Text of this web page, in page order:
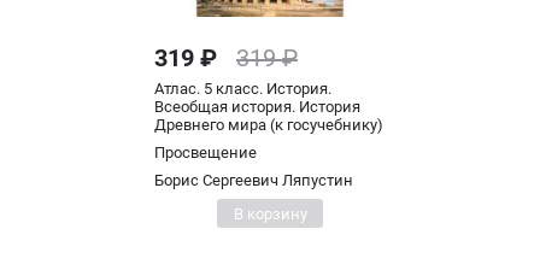
319 ₽ 319 ₽
Атлас. 5 класс. История.
Всеобщая история. История
Древнего мира (к госучебнику)
Просвещение
Борис Сергеевич Ляпустин
В корзину